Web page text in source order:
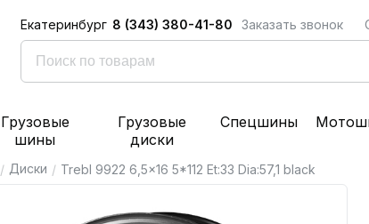
Екатеринбург 8 (343) 380-41-80 Заказать звонок
Грузовые
шины
Грузовые
диски
Спецшины
/ Диски / Trebl 9922 6,5x16 5*112 Et:33 Dia:57,1 black